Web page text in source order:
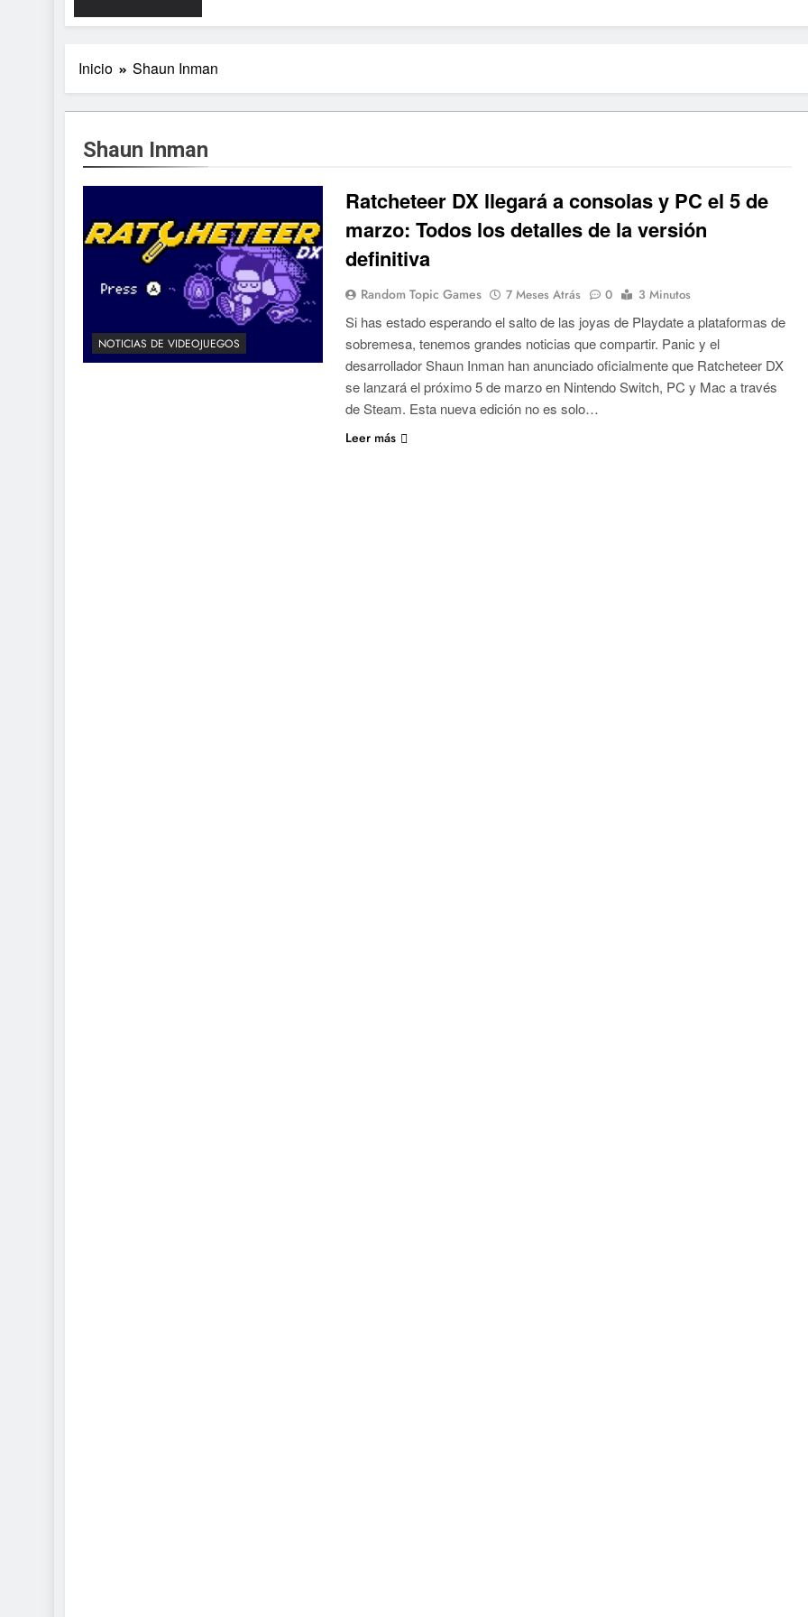
Inicio Shaun Inman
Shaun Inman
NOTICIAS DE VIDEOJUEGOS
Ratcheteer DX llegará a consolas y PC el 5 de
marzo: Todos los detalles de la versión
definitiva
Random Topic Games 7 Meses Atrás 0 3 Minutos
Si has estado esperando el salto de las joyas de Playdate a plataformas de
sobremesa, tenemos grandes noticias que compartir. Panic y el
desarrollador Shaun Inman han anunciado oficialmente que Ratcheteer DX
se lanzará el próximo 5 de marzo en Nintendo Switch, PC y Mac a través
de Steam. Esta nueva edición no es solo…
Leer más